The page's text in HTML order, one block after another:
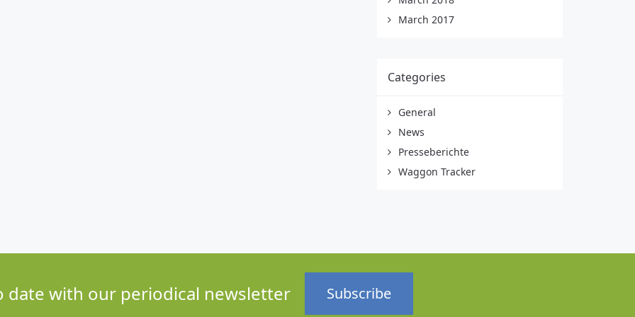
March 2017
Categories
General
News
Presseberichte
Waggon Tracker
date with our periodical newsletter Subscribe